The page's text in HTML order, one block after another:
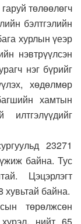
төлөөлөгч
бэлтгэлийн
хурлын үеэр
нэвтрүүлсэн
нэг бүрийг
хөдөлмөр
хамтын
23271
байна. Тус
Цэцэрлэгт
байна.
төрөлжсөн
нийт 65